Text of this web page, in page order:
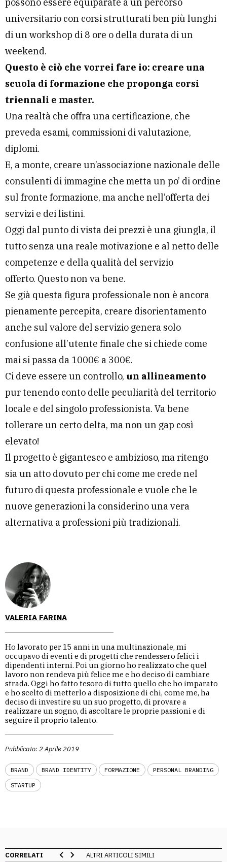
VALERIA FARINA
Ho lavorato per 15 anni in una multinazionale, mi
occupavo di eventi e di progetti che rendessero felici i
dipendenti interni. Poi un giorno ho realizzato che quel
lavoro non rendeva più felice me e ho deciso di cambiare
strada. Oggi ho fatto tesoro di tutto quello che ho imparato
e ho scelto di metterlo a disposizione di chi, come me, ha
deciso di investire su un suo progetto, di provare a
realizzare un sogno, di ascoltare le proprie passioni e di
seguire il proprio talento.
Pubblicato: 2 Aprile 2019
BRAND BRAND IDENTITY FORMAZIONE
PERSONAL BRANDING
STARTUP
universitario con corsi strutturati ben più lunghi
di un workshop di 8 ore o della durata di un
weekend.
Questo è ciò che vorrei fare io: creare una
scuola di formazione che proponga corsi
triennali e master.
Una realtà che offra una certificazione, che
preveda esami, commissioni di valutazione,
diplomi.
E, a monte, creare un’associazione nazionale delle
consulenti di immagine che metta un po’ di ordine
sul fronte formazione, ma anche nell’offerta dei
servizi e dei listini.
Oggi dal punto di vista dei prezzi è una giungla, il
tutto senza una reale motivazione e al netto delle
competenze e della qualità del servizio
offerto. Questo non va bene.
Se già questa figura professionale non è ancora
pienamente percepita, creare disorientamento
anche sul valore del servizio genera solo
confusione all’utente finale che si chiede come
mai si passa da 1000€ a 300€.
Ci deve essere un controllo, un allineamento
pur tenendo conto delle peculiarità del territorio
locale e del singolo professionista. Va bene
tollerare un certo delta, ma non un gap così
elevato!
Il progetto è gigantesco e ambizioso, ma ritengo
sia un atto dovuto per chi come me crede nel
futuro di questa professionale e vuole che le
nuove generazioni la considerino una vera
alternativa a professioni più tradizionali.
CORRELATI ALTRI ARTICOLI SIMILI